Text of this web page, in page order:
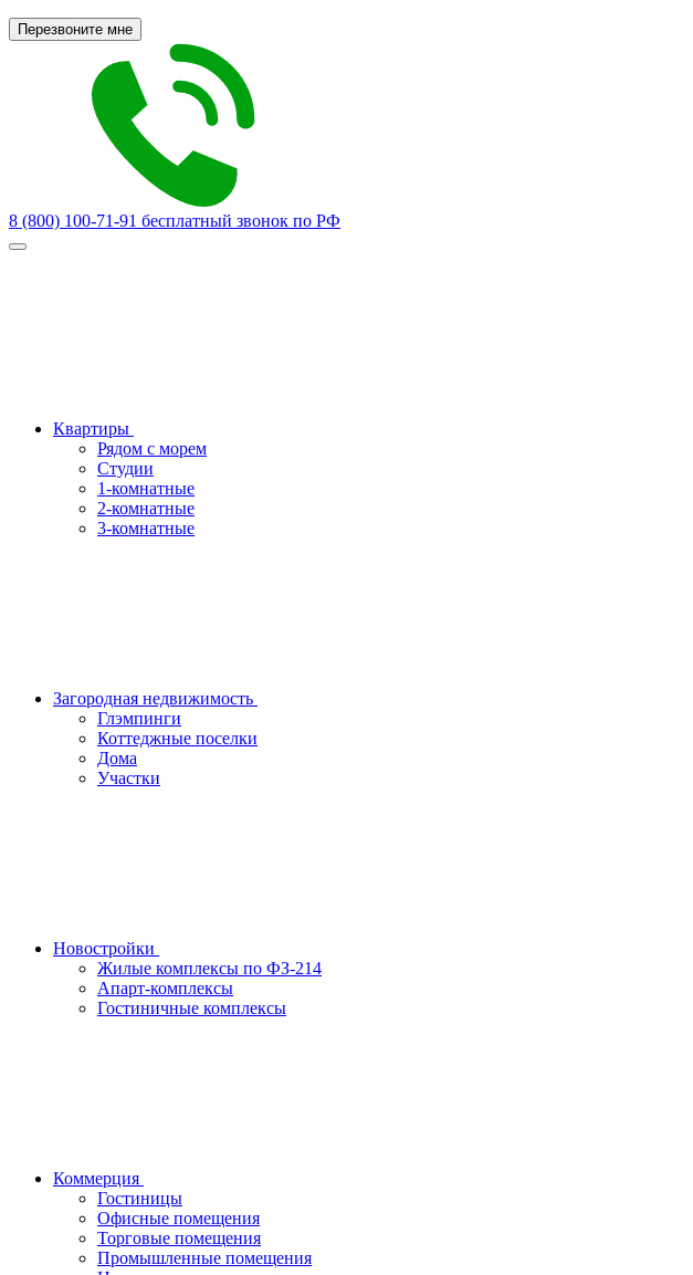
Перезвоните мне
8 (800) 100-71-91 бесплатный звонок по РФ
Квартиры
Рядом с морем
Студии
1-комнатные
2-комнатные
3-комнатные
Загородная недвижимость
Глэмпинги
Коттеджные поселки
Дома
Участки
Новостройки
Жилые комплексы по ФЗ-214
Апарт-комплексы
Гостиничные комплексы
Коммерция
Гостиницы
Офисные помещения
Торговые помещения
Промышленные помещения